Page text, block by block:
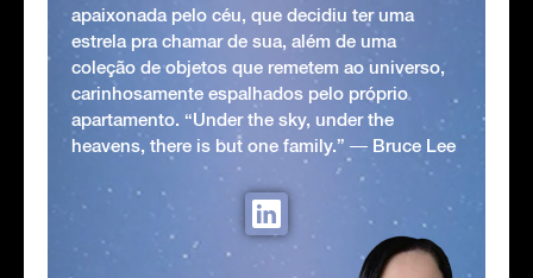
apaixonada pelo céu, que decidiu ter uma
estrela pra chamar de sua, além de uma
coleção de objetos que remetem ao universo,
carinhosamente espalhados pelo próprio
apartamento. “Under the sky, under the
heavens, there is but one family.” ― Bruce Lee